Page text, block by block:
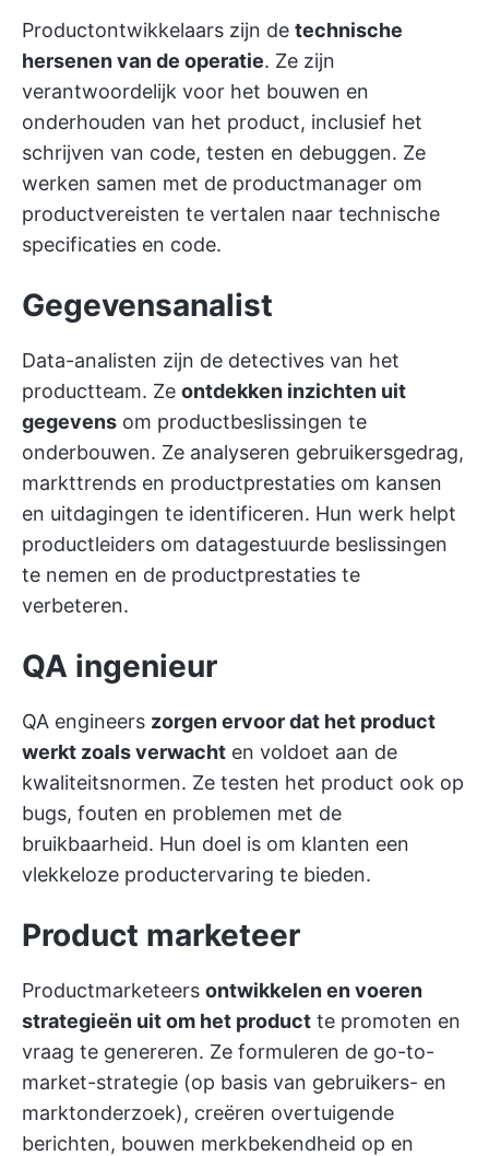
Productontwikkelaars zijn de technische
hersenen van de operatie. Ze zijn
verantwoordelijk voor het bouwen en
onderhouden van het product, inclusief het
schrijven van code, testen en debuggen. Ze
werken samen met de productmanager om
productvereisten te vertalen naar technische
specificaties en code.
Gegevensanalist
Data-analisten zijn de detectives van het
productteam. Ze ontdekken inzichten uit
gegevens om productbeslissingen te
onderbouwen. Ze analyseren gebruikersgedrag,
markttrends en productprestaties om kansen
en uitdagingen te identificeren. Hun werk helpt
productleiders om datagestuurde beslissingen
te nemen en de productprestaties te
verbeteren.
QA ingenieur
QA engineers zorgen ervoor dat het product
werkt zoals verwacht en voldoet aan de
kwaliteitsnormen. Ze testen het product ook op
bugs, fouten en problemen met de
bruikbaarheid. Hun doel is om klanten een
vlekkeloze productervaring te bieden.
Product marketeer
Productmarketeers ontwikkelen en voeren
strategieën uit om het product te promoten en
vraag te genereren. Ze formuleren de go-to-
market-strategie (op basis van gebruikers- en
marktonderzoek), creëren overtuigende
berichten, bouwen merkbekendheid op en